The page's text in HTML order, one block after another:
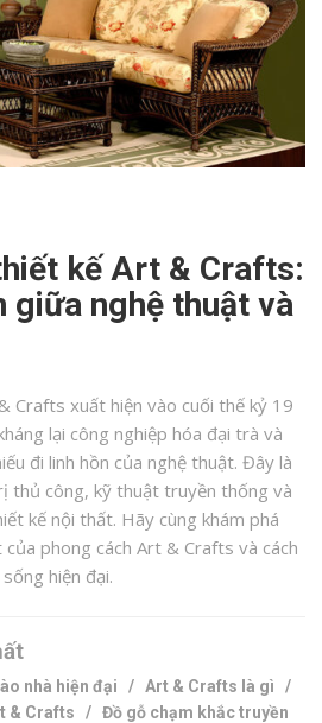
kế Art & Crafts:
giữa nghệ thuật và
Crafts xuất hiện vào cuối thế kỷ 19
lại công nghiệp hóa đại trà và
đi linh hồn của nghệ thuật. Đây là
thủ công, kỹ thuật truyền thống và
kế nội thất. Hãy cùng khám phá
phong cách Art & Crafts và cách
hiện đại.
nhà hiện đại /Art & Crafts là gì /
& Crafts /Đồ gỗ chạm khắc truyền